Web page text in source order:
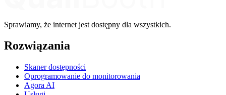
Sprawiamy, że internet jest dostępny dla wszystkich.
Rozwiązania
Skaner dostępności
Oprogramowanie do monitorowania
Agora AI